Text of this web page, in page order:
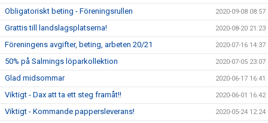
Obligatoriskt beting - Föreningsrullen 2020-09-08 08:57
Grattis till landslagsplatserna! 2020-08-20 21:23
Föreningens avgifter, beting, arbeten 20/21 2020-07-16 14:37
50% på Salmings löparkollektion 2020-07-05 23:07
Glad midsommar 2020-06-17 16:41
Viktigt - Dax att ta ett steg framåt!! 2020-06-01 16:42
Viktigt - Kommande pappersleverans! 2020-05-24 12:24